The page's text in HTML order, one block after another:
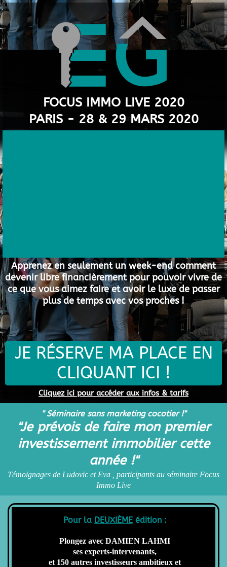
FOCUS IMMO LIVE 2020
PARIS - 28 & 29 MARS 2020
Apprenez en seulement un week-end comment
devenir libre financièrement pour pouvoir vivre de
ce que vous aimez faire et avoir le luxe de passer
plus de temps avec vos proches !
JE RÉSERVE MA PLACE EN
CLIQUANT ICI !
Cliquez ici pour accéder aux infos & tarifs
" Séminaire sans marketing cocotier !"
"Je prévois de faire mon premier
investissement immobilier cette
année !"
Témoignages de Ludovic et Eva , participants au séminaire Focus
Immo Live
Pour la DEUXIÈMEédition :
Plongez avec DAMIEN LAHMI
ses experts-intervenants,
et 150 autres investisseurs ambitieux et